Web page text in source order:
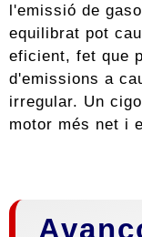
l'emissió de
equilibrat pot
eficient, fet que
d'emissions a
irregular. Un
motor més net i